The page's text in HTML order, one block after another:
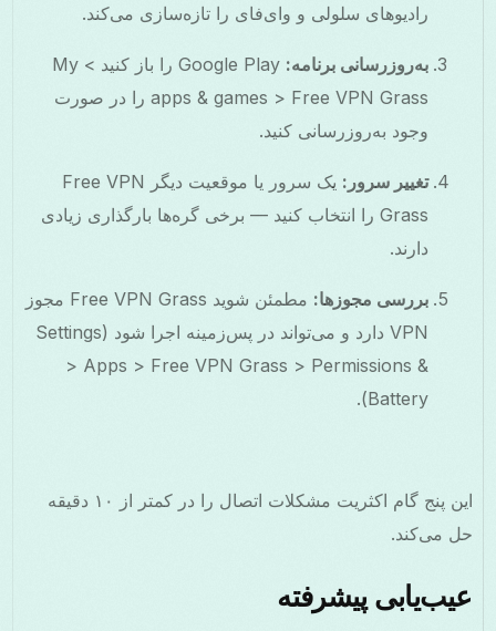
رادیوهای سلولی و وای‌فای را تازه‌سازی می‌کند.
به‌روزرسانی برنامه:
Google Play را باز کنید > My
apps & games > Free VPN Grass را در صورت
وجود به‌روزرسانی کنید.
تغییر سرور:
یک سرور یا موقعیت دیگر Free VPN
Grass را انتخاب کنید — برخی گره‌ها بارگذاری زیادی
دارند.
بررسی مجوزها:
مطمئن شوید Free VPN Grass مجوز
VPN دارد و می‌تواند در پس‌زمینه اجرا شود (Settings
> Apps > Free VPN Grass > Permissions &
Battery).
این پنج گام اکثریت مشکلات اتصال را در کمتر از ۱۰ دقیقه
حل می‌کند.
عیب‌یابی پیشرفته